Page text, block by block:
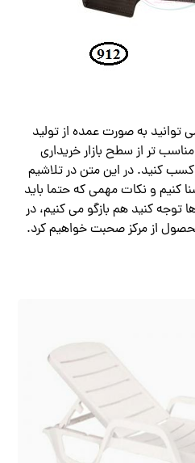
توانید به صورت عمده از تولید
تر از سطح بازار خریداری
کنید. در این متن در تلاشیم
کنیم و نکات مهمی که حتما باید
کنید هم بازگو می کنیم، در
از مرکز صحبت خواهیم کرد.